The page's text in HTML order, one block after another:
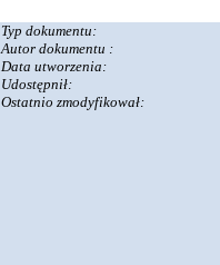
Typ dokumentu:
Autor dokumentu :
Data utworzenia:
Udostępnił:
Ostatnio zmodyfikował: